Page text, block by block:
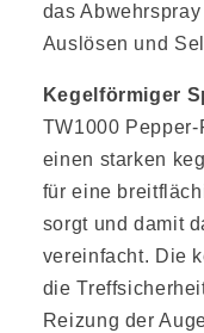
das
Auslösen und
Kegelförmiger
TW1000
einen starken
für eine
sorgt und damit
vereinfacht. Die
die
Reizung der